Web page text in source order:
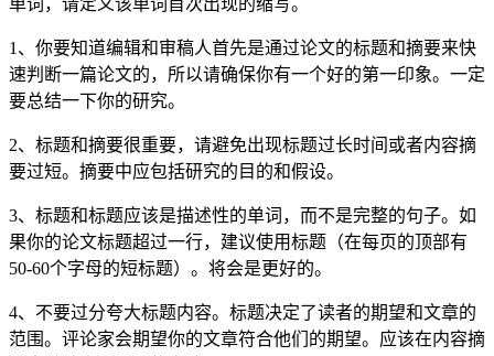
1、你要知道编辑和审稿人首先是通过论文的标题和摘要来快
速判断一篇论文的，所以请确保你有一个好的第一印象。一定
要总结一下你的研究。
2、标题和摘要很重要，请避免出现标题过长时间或者内容摘
要过短。摘要中应包括研究的目的和假设。
3、标题和标题应该是描述性的单词，而不是完整的句子。如
果你的论文标题超过一行，建议使用标题（在每页的顶部有
50-60个字母的短标题）。将会是更好的。
4、不要过分夸大标题内容。标题决定了读者的期望和文章的
范围。评论家会期望你的文章符合他们的期望。应该在内容摘